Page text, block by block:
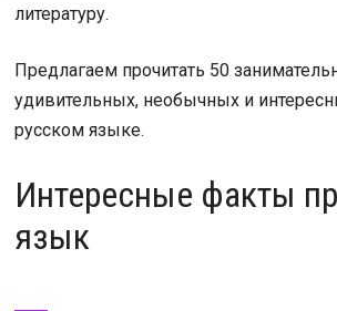
литературу.
Предлагаем прочитать 50
удивительных, необычных и
русском языке.
Интересные факты
язык